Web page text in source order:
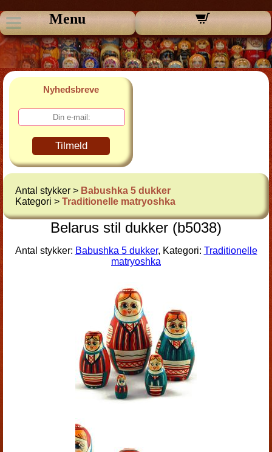
Menu
Nyhedsbreve
Tilmeld
Antal stykker > Babushka 5 dukker
Kategori > Traditionelle matryoshka
Belarus stil dukker (b5038)
Antal stykker: Babushka 5 dukker, Kategori: Traditionelle
matryoshka